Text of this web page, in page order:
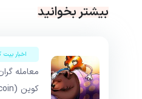
بیشتر بخوانید
اخبار بیت
معامله